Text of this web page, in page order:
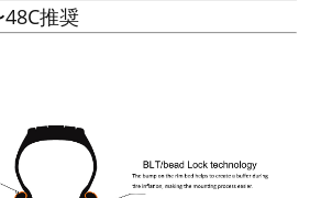
48C推奨